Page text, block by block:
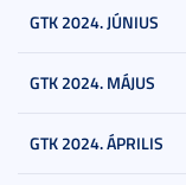
GTK 2024. JÚNIUS
GTK 2024. MÁJUS
GTK 2024. ÁPRILIS